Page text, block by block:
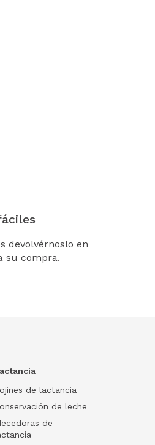
devolvérnoslo en
su compra.
de lactancia
de leche
de